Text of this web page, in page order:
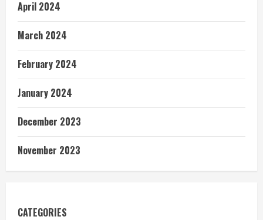
April 2024
March 2024
February 2024
January 2024
December 2023
November 2023
CATEGORIES